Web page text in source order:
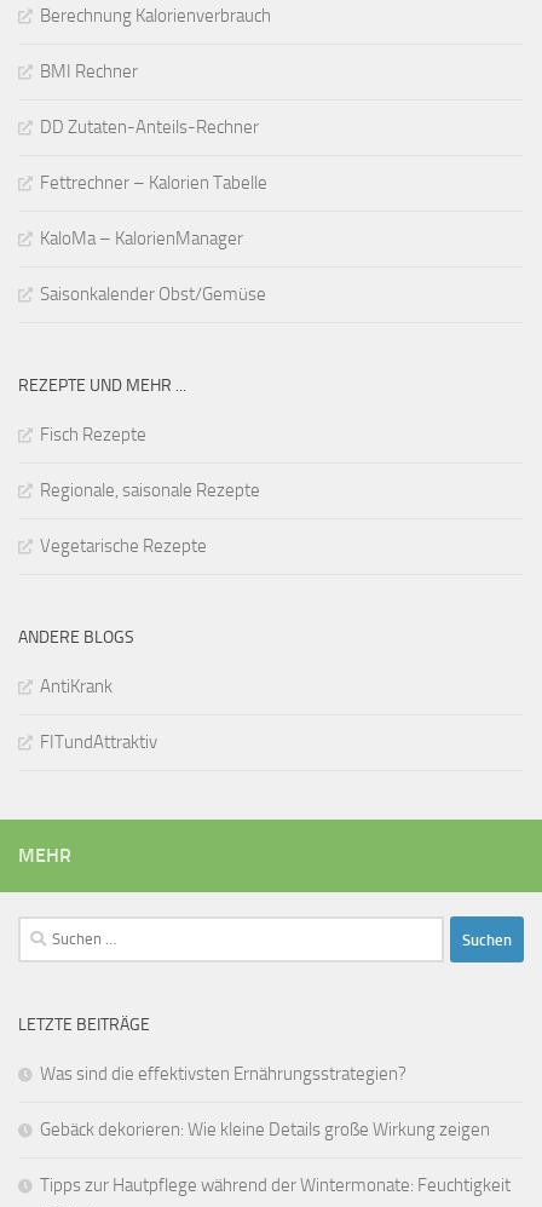
Berechnung Kalorienverbrauch
BMI Rechner
DD Zutaten-Anteils-Rechner
Fettrechner – Kalorien Tabelle
KaloMa – KalorienManager
Saisonkalender Obst/Gemüse
REZEPTE UND MEHR ...
Fisch Rezepte
Regionale, saisonale Rezepte
Vegetarische Rezepte
ANDERE BLOGS
AntiKrank
FITundAttraktiv
MEHR
Suchen
nach:
LETZTE BEITRÄGE
Was sind die effektivsten Ernährungsstrategien?
Gebäck dekorieren: Wie kleine Details große Wirkung zeigen
Tipps zur Hautpflege während der Wintermonate: Feuchtigkeit